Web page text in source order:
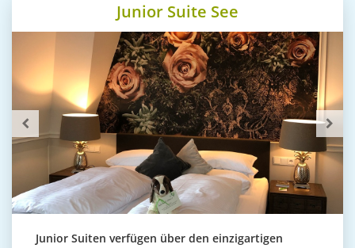
Junior Suite See
Junior Suiten verfügen über den einzigartigen